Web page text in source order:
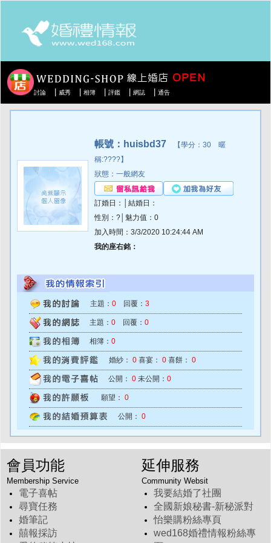
討論 威秀 相簿 評鑑 網誌 通告
帳號：huisbd37 【學分：30 暱
稱:????】
狀態：一般網友
訂婚日：│結婚日：
性別：?│魅力值：0
加入時間：3/3/2020 10:24:44 AM
我的座右銘：
主題： 0 回覆： 3
主題： 0 回覆： 0
相簿： 0
婚紗： 0 喜宴： 0 喜餅： 0
公開： 0 未公開： 0
願望： 0
公開： 0
會員功能
Membership Service
電子喜帖
尋寶任務
婚筆記
囍報採訪
延伸服務
Community Websit
我要結婚了社團
全國新娘秘書-新秘派對
怡樂購粉絲專頁
wed168婚禮情報粉絲專